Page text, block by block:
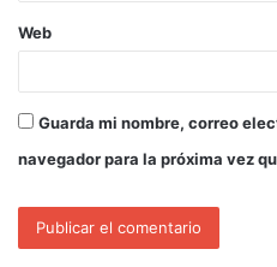
Web
Guarda mi nombre, correo
navegador para la próxima vez